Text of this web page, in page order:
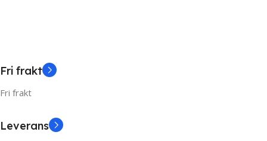
Fri frakt
Fri frakt
Leverans